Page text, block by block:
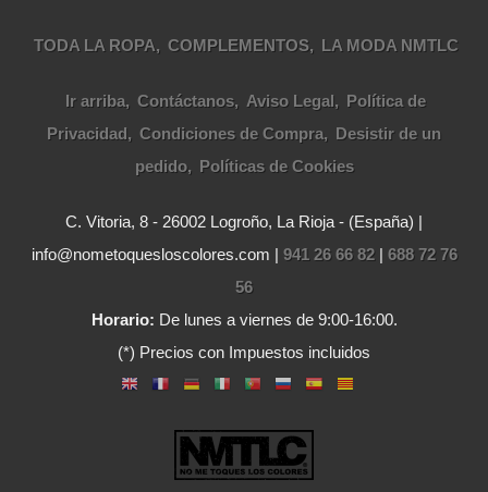
TODA LA ROPA COMPLEMENTOS LA MODA NMTLC
Ir arriba Contáctanos Aviso Legal
Política de
Privacidad
Condiciones de Compra
Desistir de un
pedido
Políticas de Cookies
C. Vitoria, 8 - 26002 Logroño, La Rioja - (España) |
info@nometoquesloscolores.com | 941 26 66 82| 688 72 76
56
Horario: De lunes a viernes de 9:00-16:00.
(*) Precios con Impuestos incluidos